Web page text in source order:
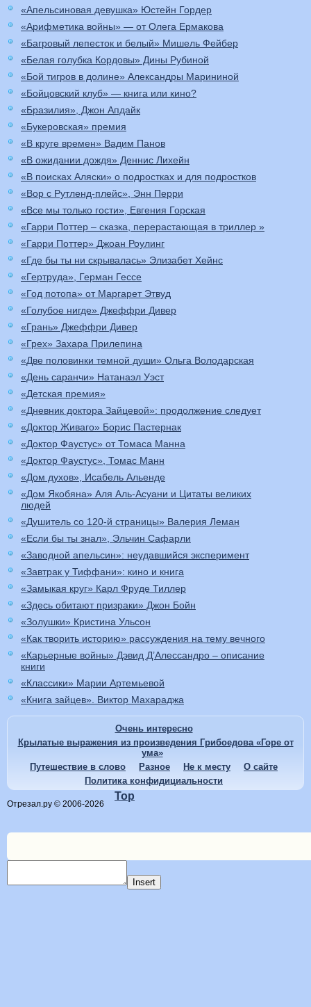
«Апельсиновая девушка» Юстейн Гордер
«Арифметика войны» — от Олега Ермакова
«Багровый лепесток и белый» Мишель Фейбер
«Белая голубка Кордовы» Дины Рубиной
«Бой тигров в долине» Александры Марининой
«Бойцовский клуб» — книга или кино?
«Бразилия», Джон Апдайк
«Букеровская» премия
«В круге времен» Вадим Панов
«В ожидании дождя» Деннис Лихейн
«В поисках Аляски» о подростках и для подростков
«Вор с Рутленд-плейс», Энн Перри
«Все мы только гости», Евгения Горская
«Гарри Поттер – сказка, перерастающая в триллер »
«Гарри Поттер» Джоан Роулинг
«Где бы ты ни скрывалась» Элизабет Хейнс
«Гертруда», Герман Гессе
«Год потопа» от Маргарет Этвуд
«Голубое нигде» Джеффри Дивер
«Грань» Джеффри Дивер
«Грех» Захара Прилепина
«Две половинки темной души» Ольга Володарская
«День саранчи» Натанаэл Уэст
«Детская премия»
«Дневник доктора Зайцевой»: продолжение следует
«Доктор Живаго» Борис Пастернак
«Доктор Фаустус» от Томаса Манна
«Доктор Фаустус», Томас Манн
«Дом духов», Исабель Альенде
«Дом Якобяна» Аля Аль-Асуани и Цитаты великих
людей
«Душитель со 120-й страницы» Валерия Леман
«Если бы ты знал», Эльчин Сафарли
«Заводной апельсин»: неудавшийся эксперимент
«Завтрак у Тиффани»: кино и книга
«Замыкая круг» Карл Фруде Тиллер
«Здесь обитают призраки» Джон Бойн
«Золушки» Кристина Ульсон
«Как творить историю» рассуждения на тему вечного
«Карьерные войны» Дэвид Д’Алессандро – описание
книги
«Классики» Марии Артемьевой
«Книга зайцев». Виктор Махараджа
Очень интересно
Крылатые выражения из произведения Грибоедова «Горе от
ума»
Путешествие в слово
Разное Не к месту
О сайте
Политика конфидициальности
Отрезал.ру © 2006-2026
Top
Insert